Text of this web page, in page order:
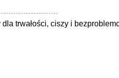
trwałości, ciszy i